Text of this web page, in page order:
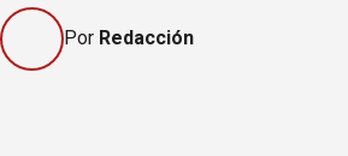
Por Redacción